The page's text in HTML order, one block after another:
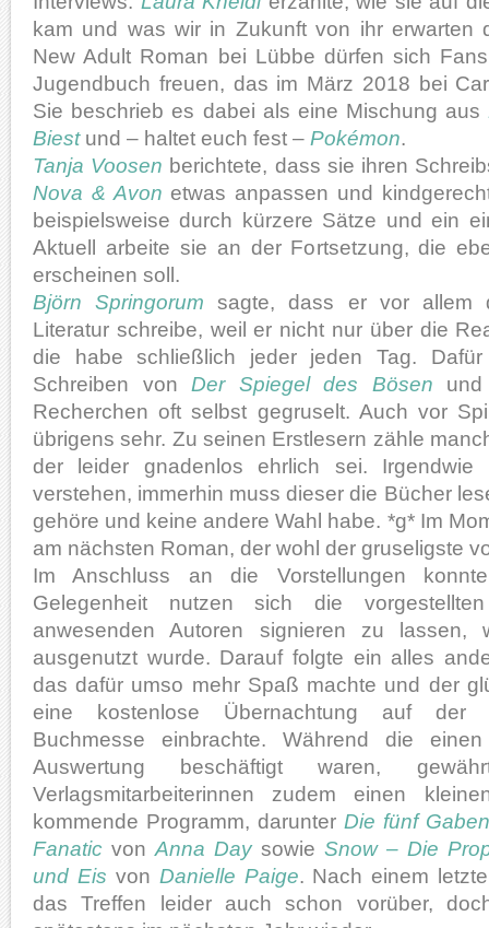
kam und was wir in Zukunft von ihr erwarten
New Adult Roman bei Lübbe dürfen sich
Jugendbuch freuen, das im März 2018 bei
Sie beschrieb es dabei als eine Mischung aus
Biestund – haltet euch fest – Pokémon.
Tanja Voosen berichtete, dass sie ihren
Nova & Avon etwas anpassen und
beispielsweise durch kürzere Sätze und ein
Aktuell arbeite sie an der Fortsetzung, die
erscheinen soll.
Björn Springorum sagte, dass er vor allem
Literatur schreibe, weil er nicht nur über die
die habe schließlich jeder jeden Tag.
Schreiben von Der Spiegel des Bösen und
Recherchen oft selbst gegruselt. Auch vor
übrigens sehr. Zu seinen Erstlesern zähle
der leider gnadenlos ehrlich sei.
verstehen, immerhin muss dieser die Bücher
gehöre und keine andere Wahl habe. *g* Im
am nächsten Roman, der wohl der gruseligste
Im Anschluss an die Vorstellungen
Gelegenheit nutzen sich die
anwesenden Autoren signieren zu lassen,
ausgenutzt wurde. Darauf folgte ein alles
das dafür umso mehr Spaß machte und der
eine kostenlose Übernachtung auf der
Buchmesse einbrachte. Während die
Auswertung beschäftigt waren,
Verlagsmitarbeiterinnen zudem einen
kommende Programm, darunter Die fünf Gaben
Fanatic von Anna Daysowie Snow – Die
und Eis von Danielle Paige. Nach einem
das Treffen leider auch schon vorüber,